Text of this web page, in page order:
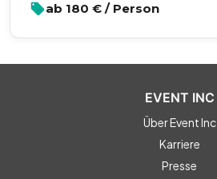
ab 180 € / Person
EVENT INC
Über Event Inc
Karriere
Presse